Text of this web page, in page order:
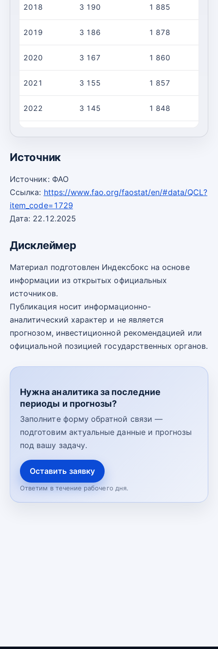
2018 3 190 1 885
2019 3 186 1 878
2020 3 167 1 860
2021 3 155 1 857
2022 3 145 1 848
Источник
Источник: ФАО
Ссылка: https://www.fao.org/faostat/en/#data/QCL?
item_code=1729
Дата: 22.12.2025
Дисклеймер
Материал подготовлен Индексбокс на основе
информации из открытых официальных
источников.
Публикация носит информационно-
аналитический характер и не является
прогнозом, инвестиционной рекомендацией или
официальной позицией государственных органов.
Нужна аналитика за последние
периоды и прогнозы?
Заполните форму обратной связи —
подготовим актуальные данные и прогнозы
под вашу задачу.
Оставить заявку
Ответим в течение рабочего дня.